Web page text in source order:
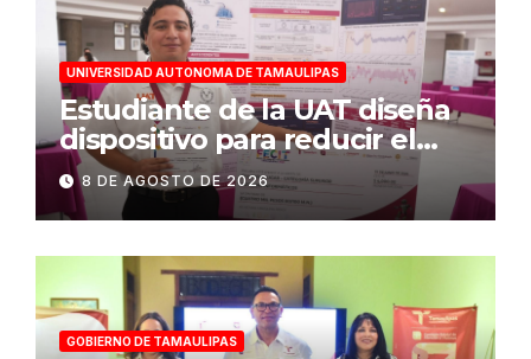
UNIVERSIDAD AUTONOMA DE TAMAULIPAS
Estudiante de la UAT diseña
dispositivo para reducir el
consumo eléctrico en
edificios
8 DE AGOSTO DE 2026
GOBIERNO DE TAMAULIPAS